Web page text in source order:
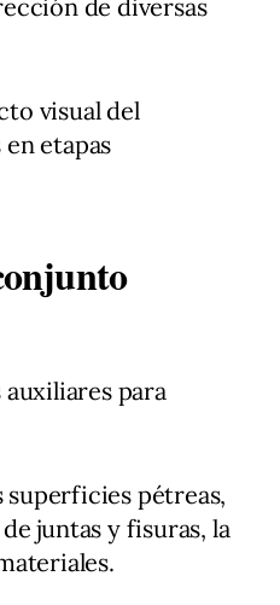
de diversas
visual del
etapas
para
superficies pétreas,
juntas y fisuras, la